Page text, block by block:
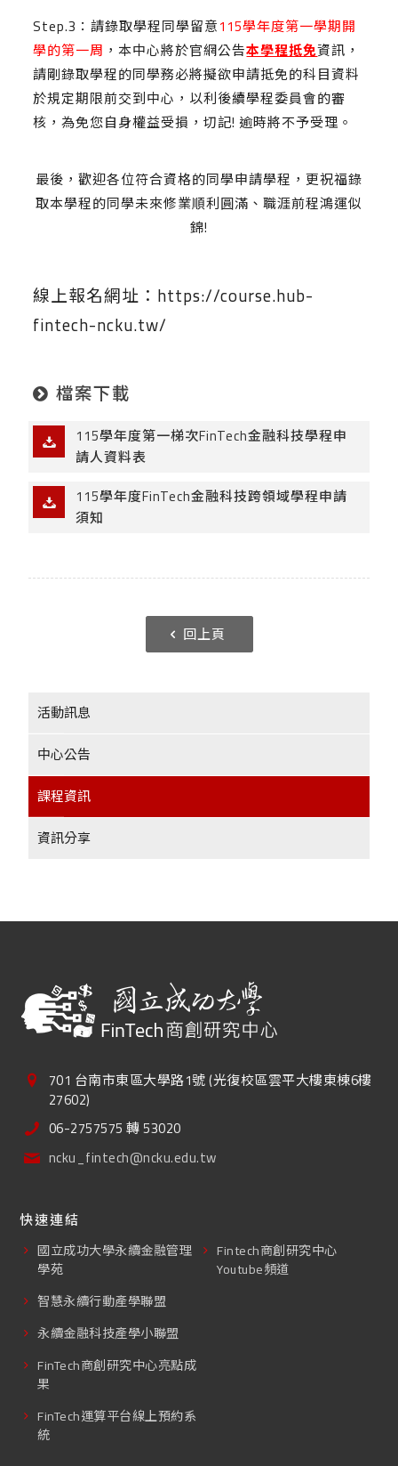
Step.3：請錄取學程同學留意115學年度第一學期開
學的第一周 ，本中心將於官網公告本學程抵免資訊，
請剛錄取學程的同學務必將擬欲申請抵免的科目資料
於規定期限前交到中心，以利後續學程委員會的審
核，為免您自身權益受損，切記! 逾時將不予受理。
最後，歡迎各位符合資格的同學申請學程，更祝福錄
取本學程的同學未來修業順利圓滿、職涯前程鴻運似
錦!
線上報名網址： https://course.hub-
fintech-ncku.tw/
檔案下載
115學年度第一梯次FinTech金融科技學程申
請人資料表
115學年度FinTech金融科技跨領域學程申請
須知
回上頁
活動訊息
中心公告
課程資訊
資訊分享
701 台南市東區大學路1號 (光復校區雲平大樓東棟6樓
27602)
06-2757575 轉 53020
ncku_fintech@ncku.edu.tw
快速連結
國立成功大學永續金融管理
學苑
智慧永續行動產學聯盟
永續金融科技產學小聯盟
FinTech商創研究中心亮點成
果
FinTech運算平台線上預約系
統
Fintech商創研究中心
Youtube頻道